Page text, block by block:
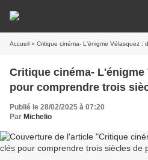
Accueil » Critique cinéma- L'énigme Vélasquez : des
Critique cinéma- L'énigme Vélasquez : des clés
pour comprendre trois
Publié le 28/02/2025 à 07:20
Par Michelio